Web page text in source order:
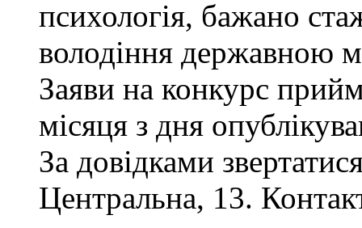
психологія, бажано
володіння державною
Заяви на конкурс
місяця з дня
За довідками
Центральна, 13.